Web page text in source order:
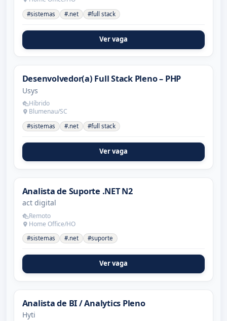
#sistemas #.net #full stack
Ver vaga
Desenvolvedor(a) Full Stack Pleno – PHP
Usys
Híbrido
Blumenau/SC
#sistemas #.net #full stack
Ver vaga
Analista de Suporte .NET N2
act digital
Remoto
Home Office/HO
#sistemas #.net #suporte
Ver vaga
Analista de BI / Analytics Pleno
Hyti